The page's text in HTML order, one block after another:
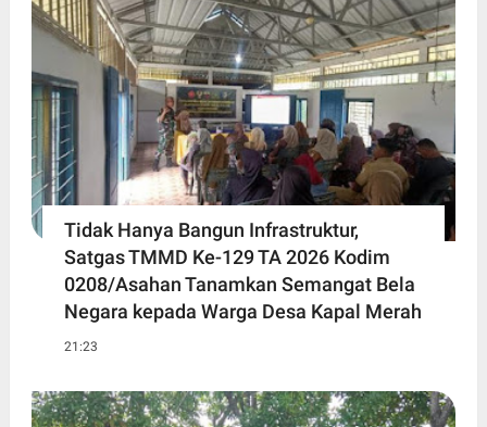
Tidak Hanya Bangun Infrastruktur,
Satgas TMMD Ke-129 TA 2026 Kodim
0208/Asahan Tanamkan Semangat Bela
Negara kepada Warga Desa Kapal Merah
21:23